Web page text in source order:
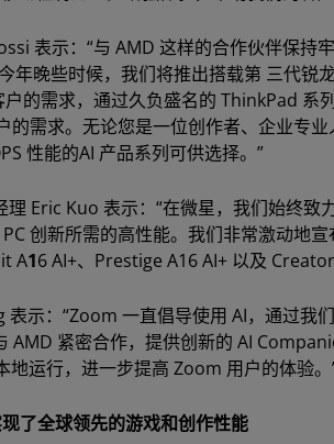
表示：“与 AMD 这样的合作伙伴保持
年晚些时候，我们将推出搭载第 三代锐
的需求，通过久负盛名的 ThinkPad 系
需求。无论您是一位创作者、企业专
性能的AI 产品系列可供选择。”
Eric Kuo 表示：“在微星，我们始终致
创新所需的高性能。我们非常激动地
A16 AI+、Prestige A16 AI+ 以及
示：“Zoom 一直倡导使用 AI，通过我
AMD 紧密合作，提供创新的 AI
地运行，进一步提高 Zoom 用户的体验。
了全球领先的游戏和创作性能